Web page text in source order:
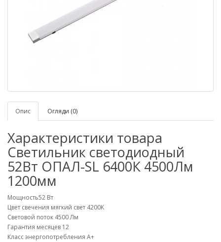
Опис Огляди (0)
Характеристики товара
Светильник светодиодный
52Вт ОПАЛ-SL 6400К 4500Лм
1200мм
Мощность52 Вт
Цвет свечения мягкий свет 4200K
Световой поток 4500 Лм
Гарантия месяцев 12
Класс энергопотребления A+